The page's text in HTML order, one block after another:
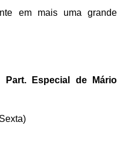
em mais uma grande
Part. Especial de Mário